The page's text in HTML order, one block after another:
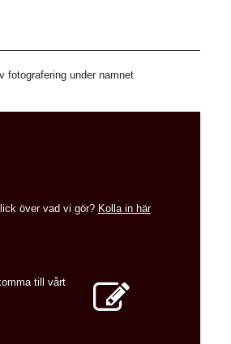
fotografering under namnet
över vad vi gör? Kolla in här
till vårt